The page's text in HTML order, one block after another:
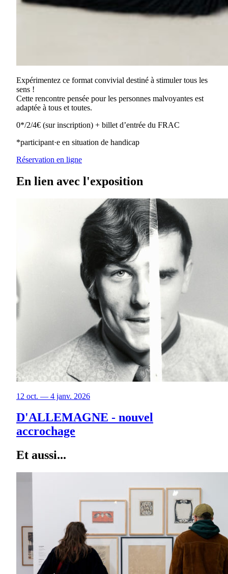
Expérimentez ce format convivial destiné à stimuler tous les
sens !
Cette rencontre pensée pour les personnes malvoyantes est
adaptée à tous et toutes.
0*/2/4€ (sur inscription) + billet d’entrée du FRAC
*participant·e en situation de handicap
Réservation en ligne
En lien avec l'exposition
12 oct. — 4 janv. 2026
D'ALLEMAGNE - nouvel
accrochage
Et aussi...